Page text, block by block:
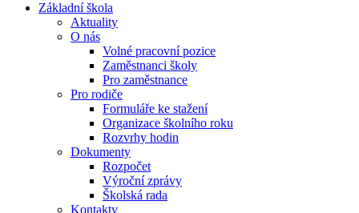
Základní škola
Aktuality
O nás
Volné pracovní pozice
Zaměstnanci školy
Pro zaměstnance
Pro rodiče
Formuláře ke stažení
Organizace školního roku
Rozvrhy hodin
Dokumenty
Rozpočet
Výroční zprávy
Školská rada
Kontakty